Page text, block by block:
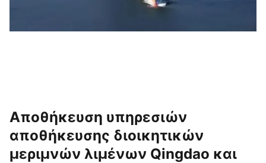
Αποθήκευση υπηρεσιών
αποθήκευσης διοικητικών
μεριμνών λιμένων Qingdao και